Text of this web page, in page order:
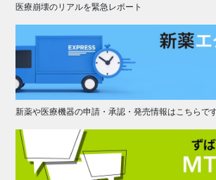
医療崩壊のリアルを緊急レポート
新薬や医療機器の申請・承認・発売情報はこちらです